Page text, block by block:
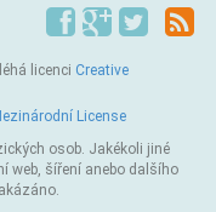
licenci Creative
License
osob. Jakékoli jiné
web, šíření anebo dalšího